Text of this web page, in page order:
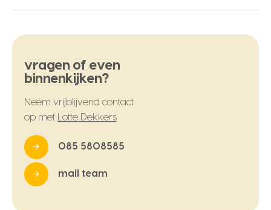
vragen of even
binnenkijken?
Neem vrijblijvend contact
op met
Lotte Dekkers
085 5808585
mail team